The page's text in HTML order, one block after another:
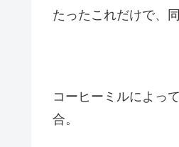
たったこれだけで、
コーヒーミルによっ
合。